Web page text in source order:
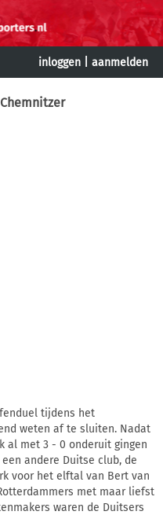
inloggen aanmelden
tijdens het
weten af te sluiten. Nadat
al met 3 - 0 onderuit gingen
andere Duitse club, de
voor het elftal van Bert van
met maar liefst
waren de Duitsers